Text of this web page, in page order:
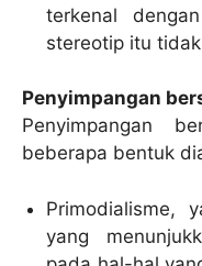
terkenal
stereotip itu
Penyimpangan
Penyimpangan
beberapa bentuk
Primodialisme,
yang